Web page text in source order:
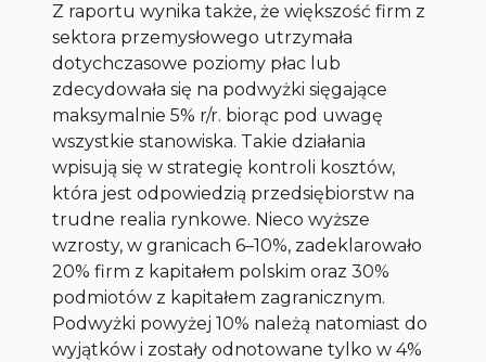
Z raportu wynika także, że większość firm z
sektora przemysłowego utrzymała
dotychczasowe poziomy płac lub
zdecydowała się na podwyżki sięgające
maksymalnie 5% r/r. biorąc pod uwagę
wszystkie stanowiska. Takie działania
wpisują się w strategię kontroli kosztów,
która jest odpowiedzią przedsiębiorstw na
trudne realia rynkowe. Nieco wyższe
wzrosty, w granicach 6–10%, zadeklarowało
20% firm z kapitałem polskim oraz 30%
podmiotów z kapitałem zagranicznym.
Podwyżki powyżej 10% należą natomiast do
wyjątków i zostały odnotowane tylko w 4%